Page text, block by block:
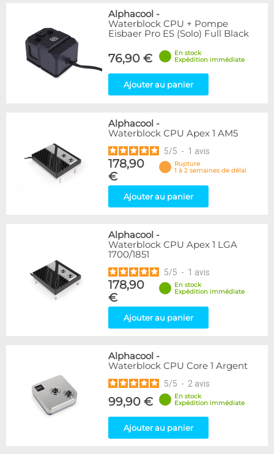
Alphacool -
Waterblock CPU + Pompe
Eisbaer Pro ES (Solo) Full Black
76,90 €
En stock
Expédition immédiate
Ajouter au panier
Alphacool -
Waterblock CPU Apex 1 AM5
5/5 - 1 avis
178,90
€
Rupture
1 à 2 semaines de délai
Ajouter au panier
Alphacool -
Waterblock CPU Apex 1 LGA
1700/1851
5/5 - 1 avis
178,90
€
En stock
Expédition immédiate
Ajouter au panier
Alphacool -
Waterblock CPU Core 1 Argent
5/5 - 2 avis
99,90 €
En stock
Expédition immédiate
Ajouter au panier